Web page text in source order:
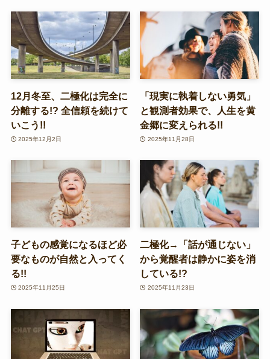
12月冬至、二極化は完全に
分離する!? 全信頼を続けて
いこう!!
2025年12月2日
「現実に執着しない勇気」
と観測者効果で、人生を黄
金郷に変えられる!!
2025年11月28日
子どもの感覚になるほど必
要なものが自然と入ってく
る!!
2025年11月25日
二極化→「話が通じない」
から覚醒者は静かに姿を消
している!?
2025年11月23日